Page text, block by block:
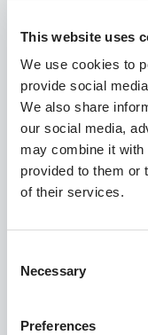
This website uses
We use cookies to
provide social
We also share
our social media,
may combine it with
provided to them or
of their services.
Selection
Necessary
Preferences
るプログラムもあ
あります。
※留学先大学に
コアを設けてい
コアを設けてい
※学部や専攻分野
力を必要とする
設けている場合が
※イギリス留学
れる語学力試験
※語学力強化＋